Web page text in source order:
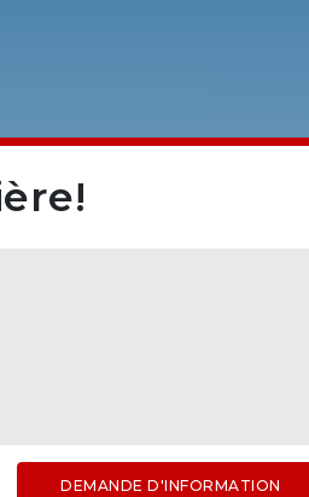
DEMANDE D'INFORMATION